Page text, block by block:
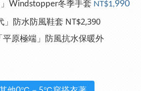
Windstopper冬季手套 NT$1,990
」防水防風鞋套 NT$2,390
平原極端」防風抗水保暖外